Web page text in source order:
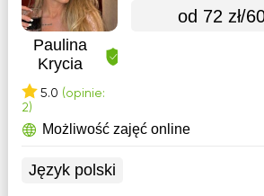
Paulina
Krycia
5.0 (opinie:
2)
od 72 zł/
Możliwość zajęć online
Język polski